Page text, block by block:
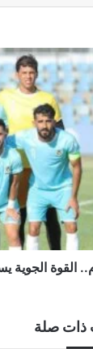
القوة الجوية
ذات صلة